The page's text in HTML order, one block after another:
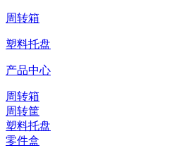
周转箱
塑料托盘
产品中心
周转箱
周转筐
塑料托盘
零件盒